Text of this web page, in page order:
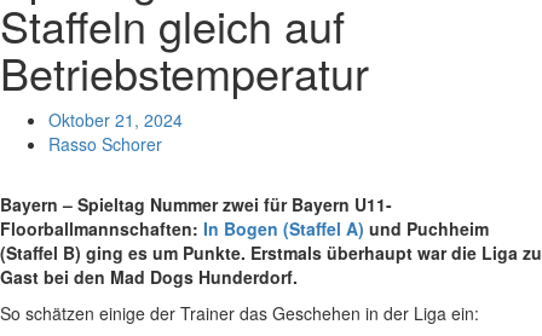
Staffeln gleich auf
Betriebstemperatur
Oktober 21, 2024
Rasso Schorer
Bayern – Spieltag Nummer zwei für Bayern U11-
Floorballmannschaften: In Bogen (Staffel A) und Puchheim
(Staffel B) ging es um Punkte. Erstmals überhaupt war die Liga zu
Gast bei den Mad Dogs Hunderdorf.
So schätzen einige der Trainer das Geschehen in der Liga ein: